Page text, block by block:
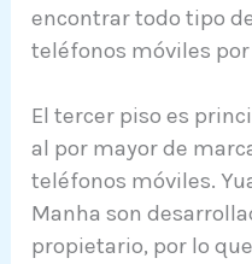
encontrar todo tipo
teléfonos móviles
El tercer piso es
al por mayor de
teléfonos móviles.
Manha son
propietario, por lo